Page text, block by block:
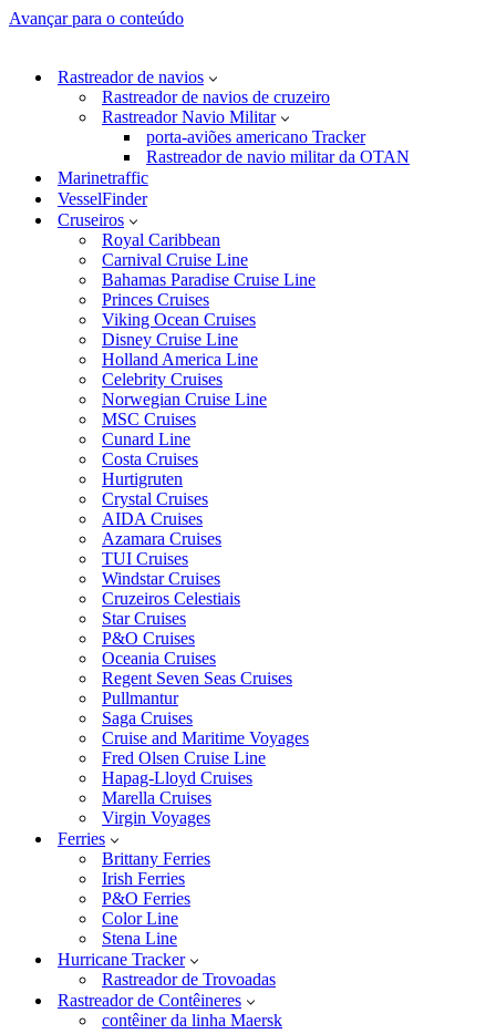
Avançar para o conteúdo
Rastreador de navios
Rastreador de navios de cruzeiro
Rastreador Navio Militar
porta-aviões americano Tracker
Rastreador de navio militar da OTAN
Marinetraffic
VesselFinder
Cruseiros
Royal Caribbean
Carnival Cruise Line
Bahamas Paradise Cruise Line
Princes Cruises
Viking Ocean Cruises
Disney Cruise Line
Holland America Line
Celebrity Cruises
Norwegian Cruise Line
MSC Cruises
Cunard Line
Costa Cruises
Hurtigruten
Crystal Cruises
AIDA Cruises
Azamara Cruises
TUI Cruises
Windstar Cruises
Cruzeiros Celestiais
Star Cruises
P&O Cruises
Oceania Cruises
Regent Seven Seas Cruises
Pullmantur
Saga Cruises
Cruise and Maritime Voyages
Fred Olsen Cruise Line
Hapag-Lloyd Cruises
Marella Cruises
Virgin Voyages
Ferries
Brittany Ferries
Irish Ferries
P&O Ferries
Color Line
Stena Line
Hurricane Tracker
Rastreador de Trovoadas
Rastreador de Contêineres
contêiner da linha Maersk